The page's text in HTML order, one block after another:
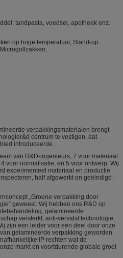
tandpasta, voedsel, apotheek enz.
op hoge temperatuur, Stand-up
verpakkingsmaterialen brengt
centrum te vestigen, dat
introduceerde.
van R&D-ingenieurs; 7 voor materiaal
voor normalisatie, en 5 voor ontwerp. Wij
experimenteel materiaal en productie
half afgewerkt en geëindigd -
„Groene verpakking door
geweest. Wij hebben ons R&D op
gelamineerde
versterkt, anti-vervalst technologie,
zijn een leider voor een deel door onze
gelamineerde verpakking geworden.
IP rechten wat de
markt en voortdurende globale groei